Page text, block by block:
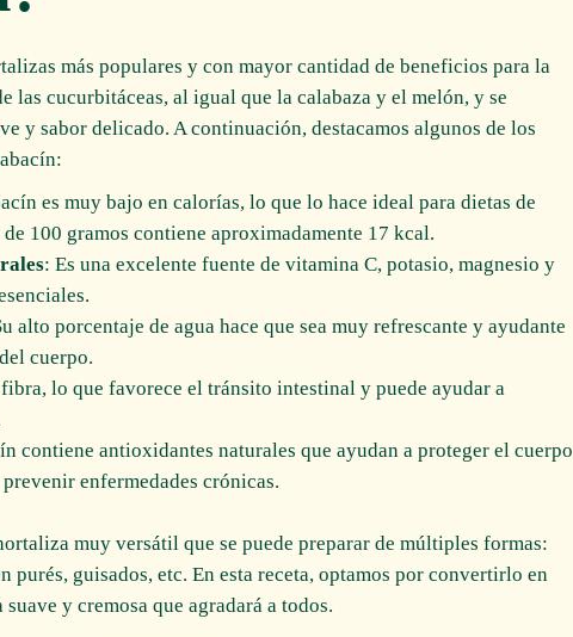
más populares y con mayor cantidad de beneficios para la
las cucurbitáceas, al igual que la calabaza y el melón, y se
y sabor delicado. A continuación, destacamos algunos de los
es muy bajo en calorías, lo que lo hace ideal para dietas de
100 gramos contiene aproximadamente 17 kcal.
: Es una excelente fuente de vitamina C, potasio, magnesio y
alto porcentaje de agua hace que sea muy refrescante y ayudante
cuerpo.
lo que favorece el tránsito intestinal y puede ayudar a
contiene antioxidantes naturales que ayudan a proteger el cuerpo
enfermedades crónicas.
muy versátil que se puede preparar de múltiples formas:
purés, guisados, etc. En esta receta, optamos por convertirlo en
y cremosa que agradará a todos.